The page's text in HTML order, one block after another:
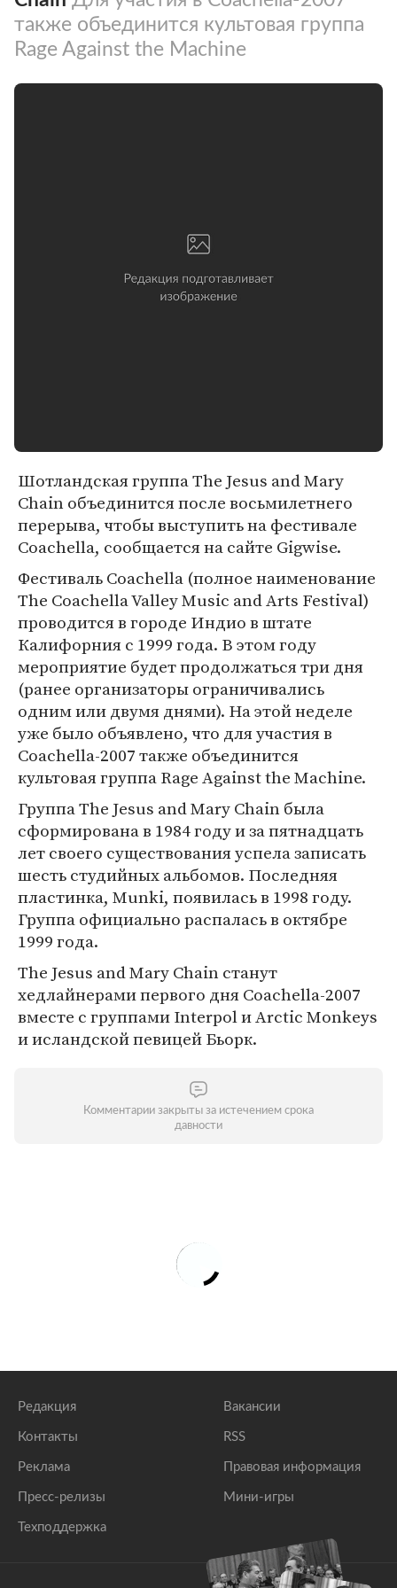
также объединится культовая группа
Rage Against the Machine
Шотландская группа The Jesus and Mary
Chain объединится после восьмилетнего
перерыва, чтобы выступить на фестивале
Coachella, сообщается на сайте Gigwise.
Фестиваль Coachella (полное наименование
The Coachella Valley Music and Arts Festival)
проводится в городе Индио в штате
Калифорния с 1999 года. В этом году
мероприятие будет продолжаться три дня
(ранее организаторы ограничивались
одним или двумя днями). На этой неделе
уже было объявлено, что для участия в
Coachella-2007 также объединится
культовая группа Rage Against the Machine.
Группа The Jesus and Mary Chain была
сформирована в 1984 году и за пятнадцать
лет своего существования успела записать
шесть студийных альбомов. Последняя
пластинка, Munki, появилась в 1998 году.
Группа официально распалась в октябре
1999 года.
The Jesus and Mary Chain станут
хедлайнерами первого дня Coachella-2007
вместе с группами Interpol и Arctic Monkeys
и исландской певицей Бьорк.
Комментарии закрыты за истечением срока
давности
Редакция
Контакты
Реклама
Пресс-релизы
Техподдержка
Вакансии
RSS
Правовая информация
Мини-игры